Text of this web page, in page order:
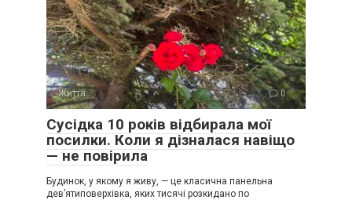
Життя 0
Сусідка 10 років відбирала мої
посилки. Коли я дізналася навіщо
— не повірила
Будинок, у якому я живу, — це класична панельна
дев’ятиповерхівка, яких тисячі розкидано по